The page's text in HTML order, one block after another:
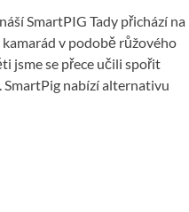
SmartPIG Tady přichází na
kamarád v podobě růžového
jsme se přece učili spořit
SmartPig nabízí alternativu